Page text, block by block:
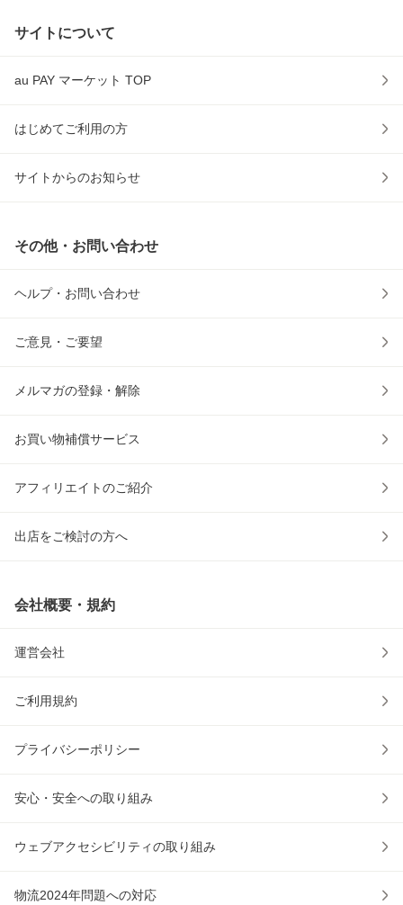
サイトについて
au PAY マーケット TOP
はじめてご利用の方
サイトからのお知らせ
その他・お問い合わせ
ヘルプ・お問い合わせ
ご意見・ご要望
メルマガの登録・解除
お買い物補償サービス
アフィリエイトのご紹介
出店をご検討の方へ
会社概要・規約
運営会社
ご利用規約
プライバシーポリシー
安心・安全への取り組み
ウェブアクセシビリティの取り組み
物流2024年問題への対応